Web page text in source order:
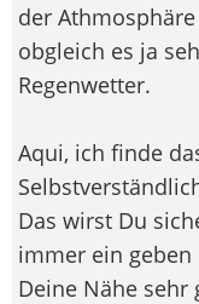
der
obgleich es ja
Regenwetter.
Aqui, ich finde
Das wirst Du
immer ein
Deine Nähe sehr